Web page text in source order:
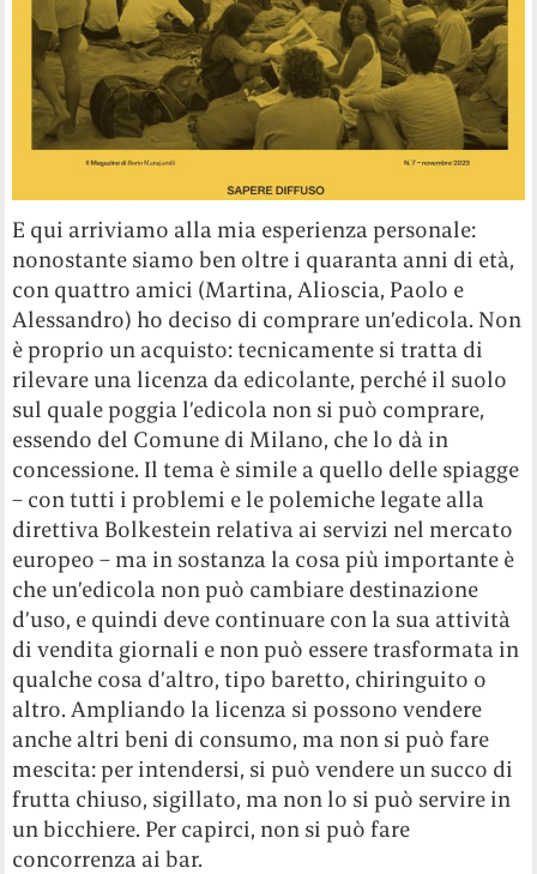
E qui arriviamo alla mia esperienza personale:
nonostante siamo ben oltre i quaranta anni di età,
con quattro amici (Martina, Alioscia, Paolo e
Alessandro) ho deciso di comprare un’edicola. Non
è proprio un acquisto: tecnicamente si tratta di
rilevare una licenza da edicolante, perché il suolo
sul quale poggia l’edicola non si può comprare,
essendo del Comune di Milano, che lo dà in
concessione. Il tema è simile a quello delle spiagge
– con tutti i problemi e le polemiche legate alla
direttiva Bolkestein relativa ai servizi nel mercato
europeo – ma in sostanza la cosa più importante è
che un’edicola non può cambiare destinazione
d’uso, e quindi deve continuare con la sua attività
di vendita giornali e non può essere trasformata in
qualche cosa d’altro, tipo baretto, chiringuito o
altro. Ampliando la licenza si possono vendere
anche altri beni di consumo, ma non si può fare
mescita: per intendersi, si può vendere un succo di
frutta chiuso, sigillato, ma non lo si può servire in
un bicchiere. Per capirci, non si può fare
concorrenza ai bar.